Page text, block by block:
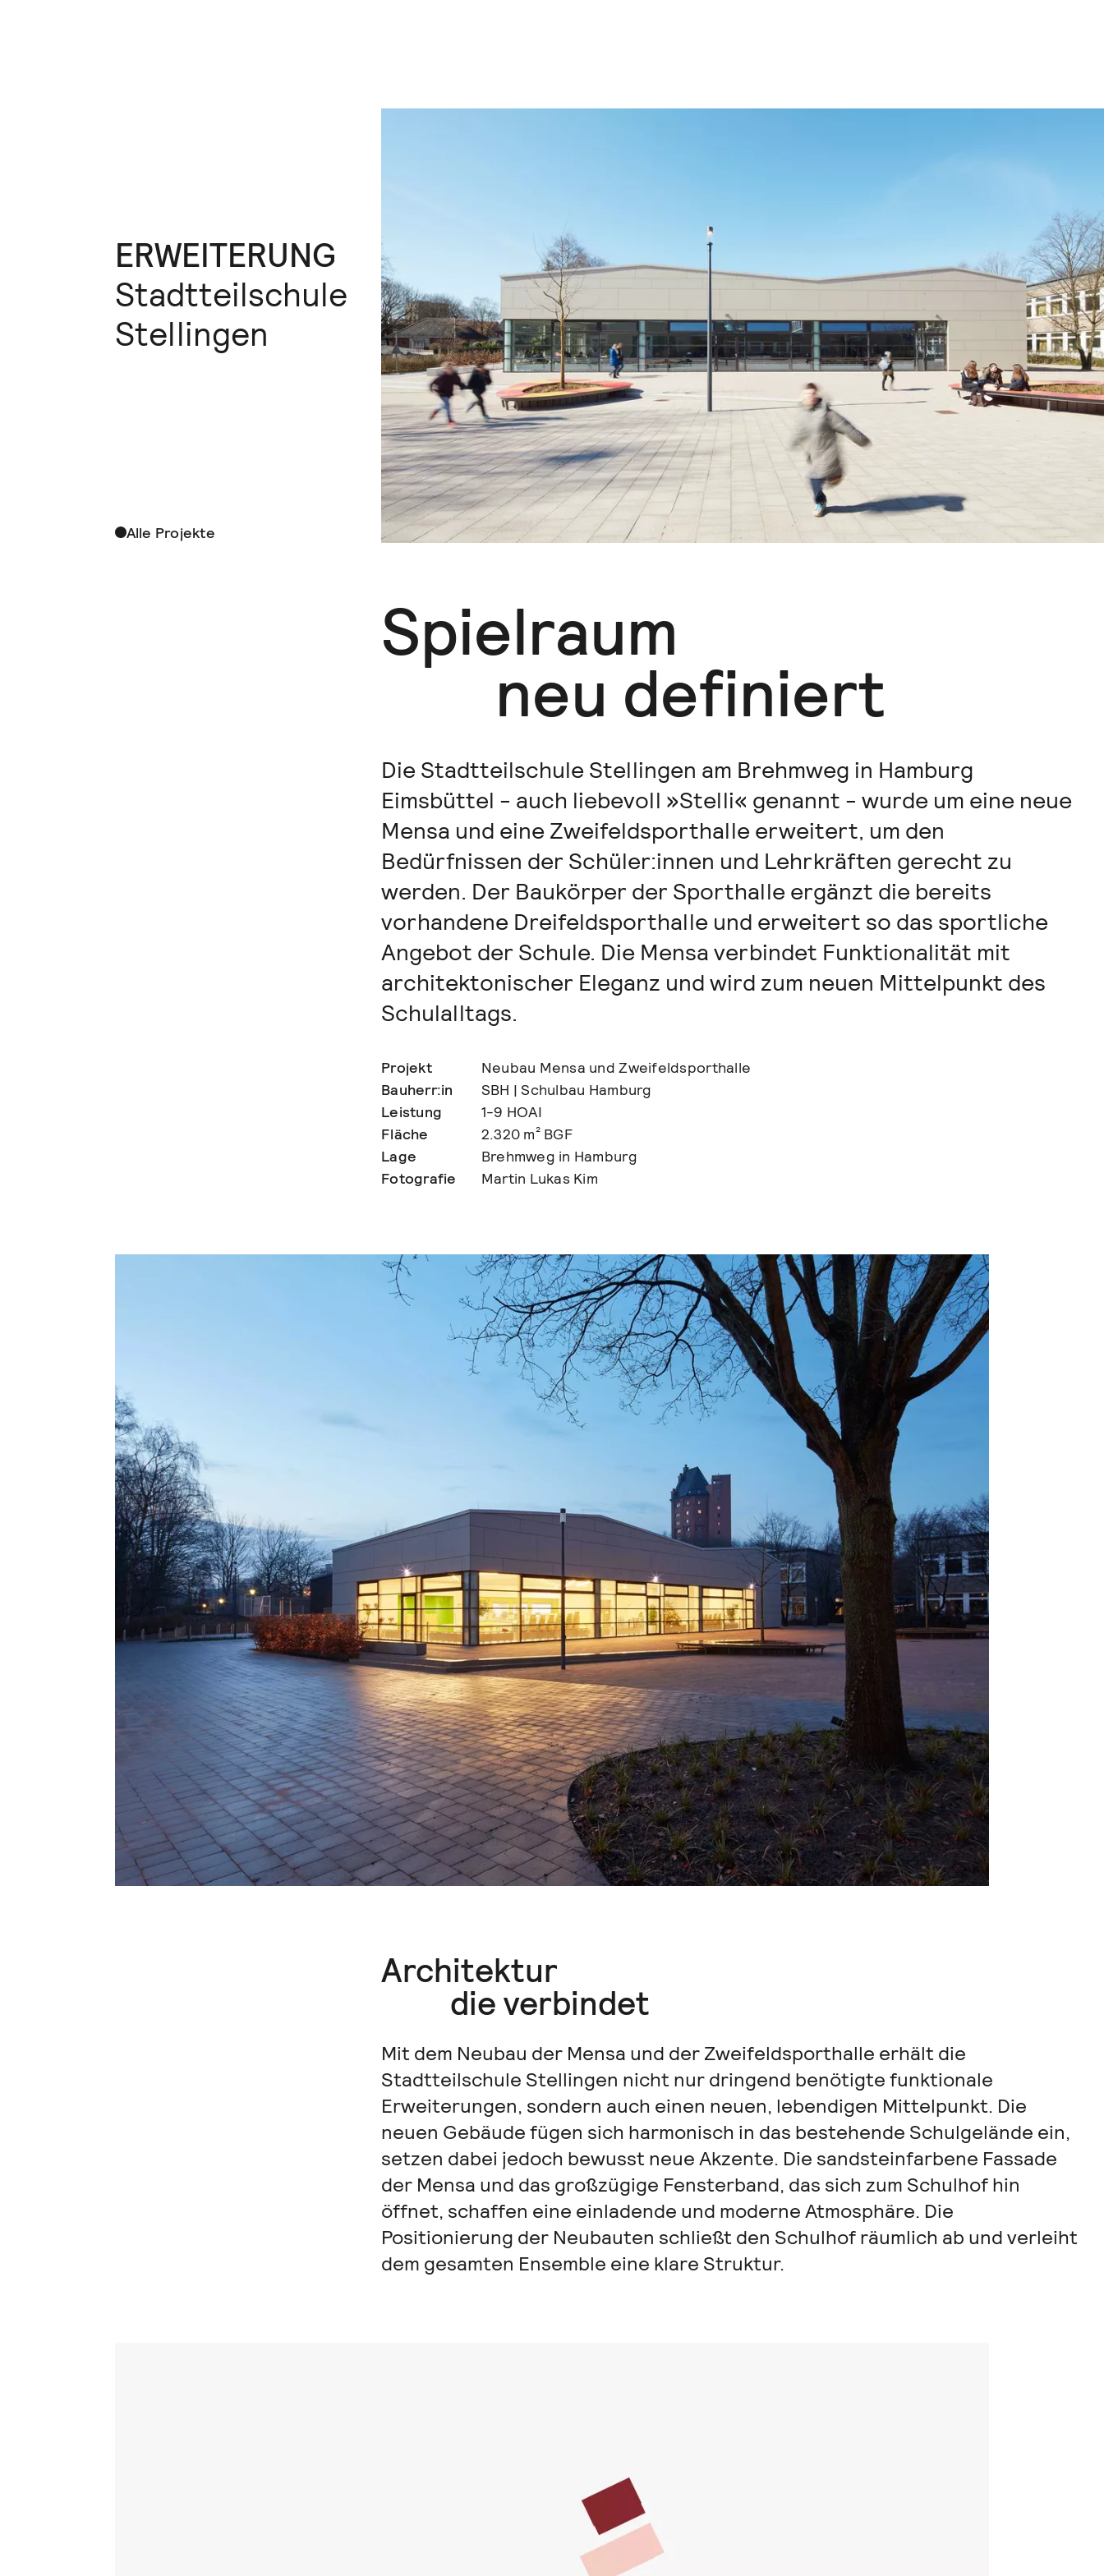
ERWEITERUNG
Stadtteilschule
Stellingen
Alle Projekte
Spielraum
neu definiert
Die Stadtteilschule Stellingen am Brehmweg in Hamburg
Eimsbüttel - auch liebevoll »Stelli« genannt - wurde um eine neue
Mensa und eine Zweifeldsporthalle erweitert, um den
Bedürfnissen der Schüler:innen und Lehrkräften gerecht zu
werden. Der Baukörper der Sporthalle ergänzt die bereits
vorhandene Dreifeldsporthalle und erweitert so das sportliche
Angebot der Schule. Die Mensa verbindet Funktionalität mit
architektonischer Eleganz und wird zum neuen Mittelpunkt des
Schulalltags.
Projekt
Neubau Mensa und Zweifeldsporthalle
Bauherr:in
SBH | Schulbau Hamburg
Leistung
1-9 HOAI
Fläche
2.320 m² BGF
Lage
Brehmweg in Hamburg
Fotografie
Martin Lukas Kim
Architektur
die verbindet
Mit dem Neubau der Mensa und der Zweifeldsporthalle erhält die
Stadtteilschule Stellingen nicht nur dringend benötigte funktionale
Erweiterungen, sondern auch einen neuen, lebendigen Mittelpunkt. Die
neuen Gebäude fügen sich harmonisch in das bestehende Schulgelände ein,
setzen dabei jedoch bewusst neue Akzente. Die sandsteinfarbene Fassade
der Mensa und das großzügige Fensterband, das sich zum Schulhof hin
öffnet, schaffen eine einladende und moderne Atmosphäre. Die
Positionierung der Neubauten schließt den Schulhof räumlich ab und verleiht
dem gesamten Ensemble eine klare Struktur.